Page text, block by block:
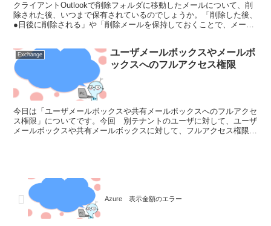
クライアントOutlookで削除フォルダに移動したメールについて、削
除された後、いつまで保有されているのでしょうか。「削除した後、
●日後に削除される」や「削除メールを保持しておくことで、メール
Exchange
ユーザメールボックスやメールボ
ックスへのフルアクセス権限
今日は「ユーザメールボックスや共有メールボックスへのフルアクセ
ス権限」についてです。今回 別テナントのユーザに対して、ユーザ
メールボックスや共有メールボックスに対して、フルアクセス権限を
Azure 表示金額のエラー